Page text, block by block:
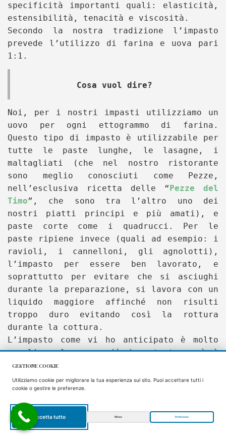
specificità importanti quali: elasticità,
estensibilità, tenacità e viscosità.
Secondo la nostra tradizione l’impasto
prevede l’utilizzo di farina e uova pari
1:1.
Cosa vuol dire?
Noi, per i nostri impasti utilizziamo un
uovo per ogni ettogrammo di farina.
Questo tipo di impasto è utilizzabile per
tutte le paste lunghe, le lasagne, i
maltagliati (che nel nostro ristorante
sono meglio conosciuti come Pezze,
nell’esclusiva ricetta delle “Pezze del
Timo”, che sono tra l’altro uno dei
nostri piatti principi e più amati), e
paste corte come i quadrucci. Per le
paste ripiene invece (quali ad esempio: i
ravioli, i cannelloni, gli agnolotti),
l’impasto per essere ben lavorato, e
soprattutto per evitare che si asciughi
durante la preparazione, si lavora con un
liquido maggiore affinché non risulti
troppo duro evitando così la rottura
durante la cottura.
L’impasto come vi ho anticipato è molto
semplice, la cosa più importante però è
la sua lavorazione.
Una volta
GESTIONE COOKIE
Utilizziamo cookie per migliorare la tua esperienza sul sito. Puoi accettare tutti i
cookie o gestire le preferenze.
Accetta tutto Rifiuta Preferenze